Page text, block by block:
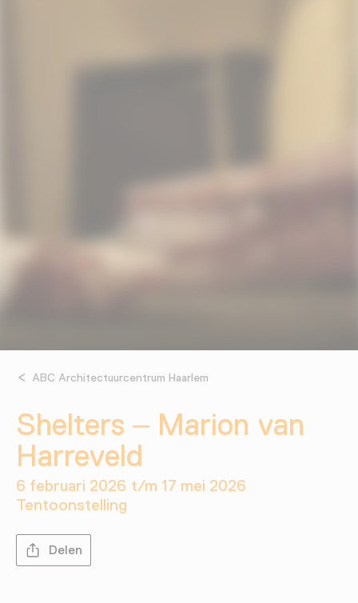
ABC Architectuurcentrum Haarlem
Shelters – Marion van
Harreveld
6 februari 2026 t/m 17 mei 2026
Tentoonstelling
Delen